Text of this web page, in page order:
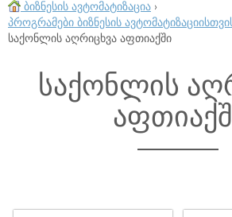
ბიზნესის ავტომატიზაცია ›
პროგრამები ბიზნესის
საქონლის აღრიცხვა აფთიაქში
საქონლის